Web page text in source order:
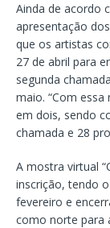
Ainda de acordo
apresentação
que os artistas
27 de abril para
segunda
maio. “Com
em dois, sendo
chamada e 28
A mostra virtual
inscrição, tendo
fevereiro e
como norte para